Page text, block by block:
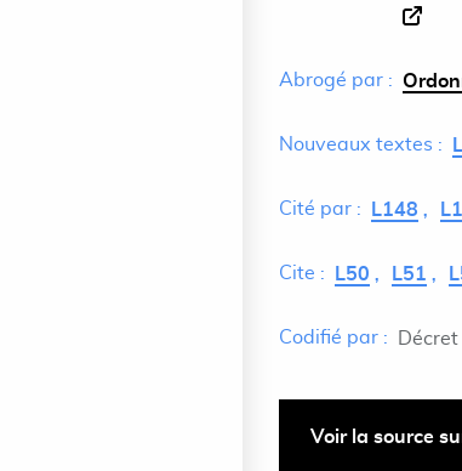
Abrogé par :
Nouveaux textes :
Cité par : L148
Cite : L50 L51
Codifié par :
Voir la source